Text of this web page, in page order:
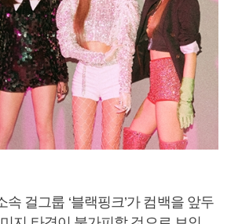
걸그룹 ‘블랙핑크’가 컴백을 앞두